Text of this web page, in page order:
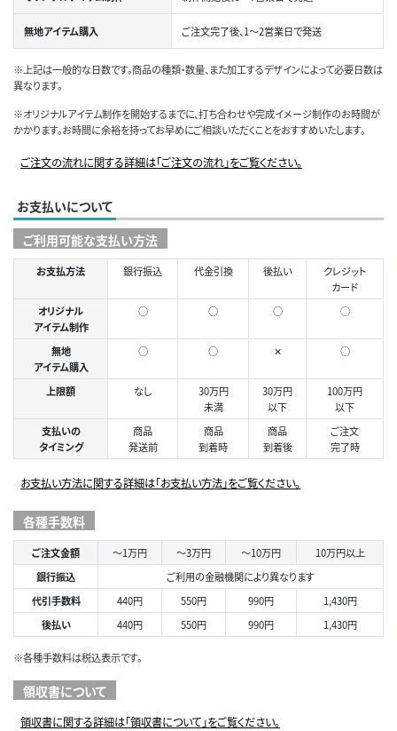
無地アイテム購入 ご注文完了後、1～2営業日で発送
※上記は一般的な日数です。商品の種類・数量、また加工するデザインによって必要日数は
異なります。
※オリジナルアイテム制作を開始するまでに、打ち合わせや完成イメージ制作のお時間が
かかります。お時間に余裕を持ってお早めにご相談いただくことをおすすめいたします。
ご注文の流れに関する詳細は「ご注文の流れ」をご覧ください。
お支払いについて
ご利用可能な支払い方法
お支払方法 銀行振込 代金引換 後払い
クレジット
カード
オリジナル
アイテム制作
○ ○ ○ ◯
無地
アイテム購入
○ ○ ✕ ○
上限額 なし
30万円
未満
30万円
以下
100万円
以下
支払いの
タイミング
商品
発送前
商品
到着時
商品
到着後
ご注文
完了時
お支払い方法に関する詳細は「お支払い方法」をご覧ください。
各種手数料
ご注文金額 ～1万円 ～3万円 ～10万円
10万円以上
銀行振込
ご利用の金融機関により異なります
代引手数料
440円 550円 990円
1,430円
後払い
440円 550円 990円 1,430円
※各種手数料は税込表示です。
領収書について
領収書に関する詳細は「領収書について」をご覧ください。